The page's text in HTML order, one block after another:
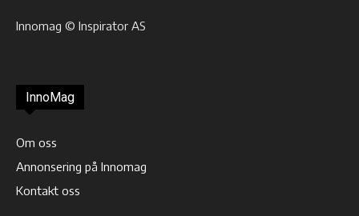
Innomag © Inspirator AS
InnoMag
Om oss
Annonsering på Innomag
Kontakt oss